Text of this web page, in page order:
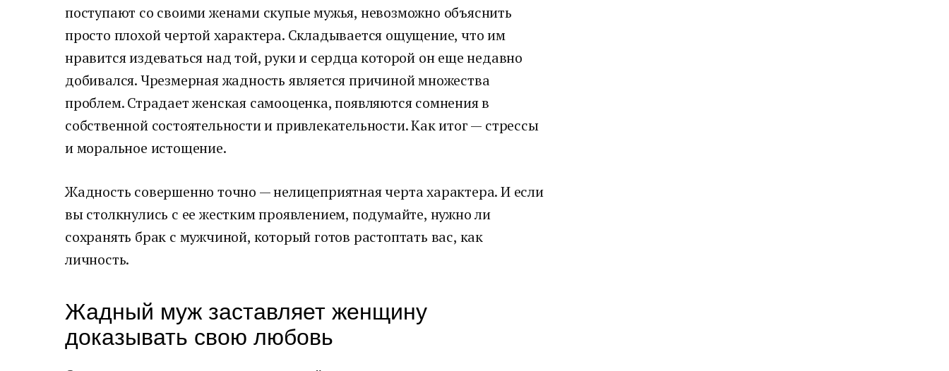
поступают со своими женами скупые мужья, невозможно объяснить
просто плохой чертой характера. Складывается ощущение, что им
нравится издеваться над той, руки и сердца которой он еще недавно
добивался. Чрезмерная жадность является причиной множества
проблем. Страдает женская самооценка, появляются сомнения в
собственной состоятельности и привлекательности. Как итог — стрессы
и моральное истощение.
Жадность совершенно точно — нелицеприятная черта характера. И если
вы столкнулись с ее жестким проявлением, подумайте, нужно ли
сохранять брак с мужчиной, который готов растоптать вас, как
личность.
Жадный муж заставляет женщину
доказывать свою любовь